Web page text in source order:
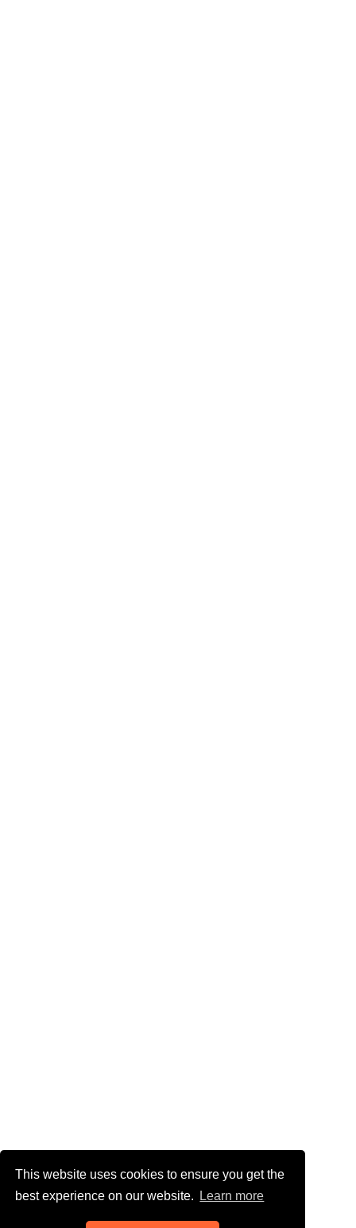
This website uses cookies to ensure you get the
best experience on our website.
Learn more